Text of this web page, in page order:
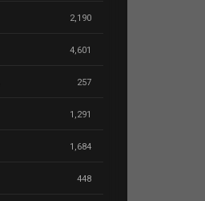
2,190
4,601
257
1,291
1,684
448